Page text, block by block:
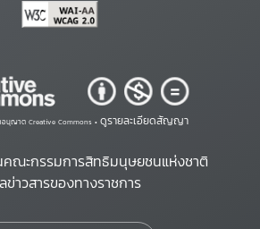
นุญาต Creative Commons • ดูรายละเอียดสัญญา
คณะกรรมการสิทธิมนุษยชนแห่งชาติ
าวสารของทางราชการ